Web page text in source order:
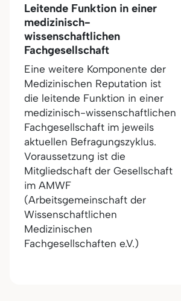
Leitende Funktion in einer
medizinisch-
wissenschaftlichen
Fachgesellschaft
Eine weitere Komponente der
Medizinischen Reputation ist
die leitende Funktion in einer
medizinisch-wissenschaftlichen
Fachgesellschaft im jeweils
aktuellen Befragungszyklus.
Voraussetzung ist die
Mitgliedschaft der Gesellschaft
im AMWF
(Arbeitsgemeinschaft der
Wissenschaftlichen
Medizinischen
Fachgesellschaften e.V.)